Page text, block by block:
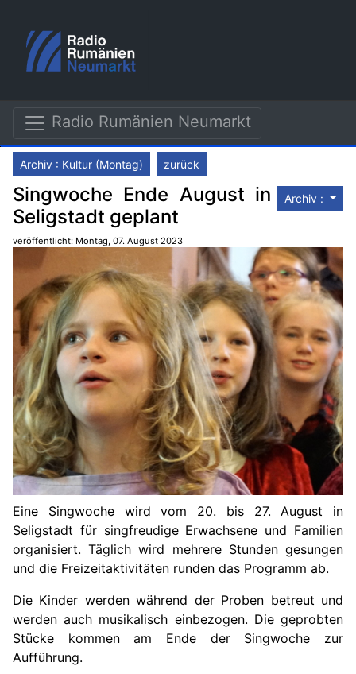
Radio Rumänien Neumarkt
Archiv : Kultur (Montag) zurück
Archiv :
Singwoche Ende August in
Seligstadt geplant
veröffentlicht: Montag, 07. August 2023
Eine Singwoche wird vom 20. bis 27. August in
Seligstadt für singfreudige Erwachsene und Familien
organisiert. Täglich wird mehrere Stunden gesungen
und die Freizeitaktivitäten runden das Programm ab.
Die Kinder werden während der Proben betreut und
werden auch musikalisch einbezogen. Die geprobten
Stücke kommen am Ende der Singwoche zur
Aufführung.